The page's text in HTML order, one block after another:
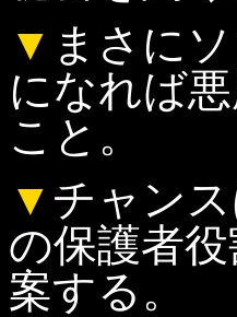
▼ まさに
になれば
こと。
▼ チャン
の保護者
案する。